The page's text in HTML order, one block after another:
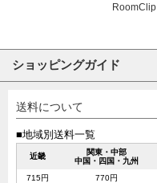
RoomClip
ショッピングガイド
送料について
■地域別送料一覧
近畿
関東・中部
中国・四国・九州
715円 770円